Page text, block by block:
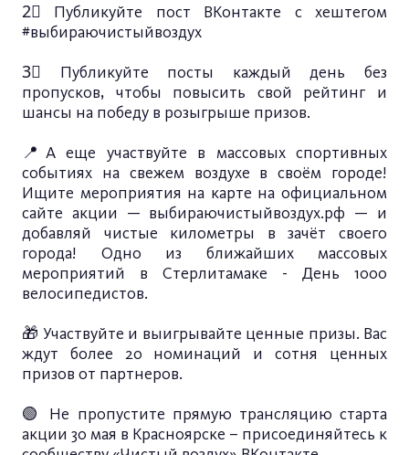
2⃣ Публикуйте пост ВКонтакте с хештегом
#выбираючистыйвоздух
3⃣ Публикуйте посты каждый день без
пропусков, чтобы повысить свой рейтинг и
шансы на победу в розыгрыше призов.
📍А еще участвуйте в массовых спортивных
событиях на свежем воздухе в своём городе!
Ищите мероприятия на карте на официальном
сайте акции — выбираючистыйвоздух.рф — и
добавляй чистые километры в зачёт своего
города! Одно из ближайших массовых
мероприятий в Стерлитамаке - День 1000
велосипедистов.
🎁 Участвуйте и выигрывайте ценные призы. Вас
ждут более 20 номинаций и сотня ценных
призов от партнеров.
🟢 Не пропустите прямую трансляцию старта
акции 30 мая в Красноярске – присоединяйтесь к